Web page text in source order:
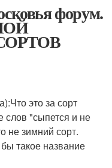
форум.
Что это за сорт
слов "сыпется и не
не зимний сорт.
такое название